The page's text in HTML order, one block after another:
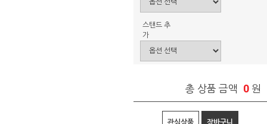
스탠드 추
가
총 상품 금액 0 원
관심상품 장바구니